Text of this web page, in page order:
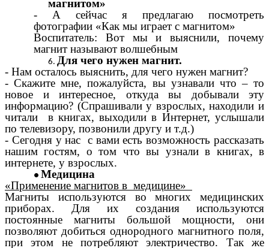
магнитом»
- А сейчас я предлагаю посмотреть
фотографии «Как мы играет с магнитом»
Воспитатель: Вот мы и выяснили, почему
магнит называют волшебным
Для чего нужен магнит.
- Нам осталось выяснить, для чего нужен магнит?
- Скажите мне, пожалуйста, вы узнавали что – то
новое и интересное, откуда вы добывали эту
информацию? (Спрашивали у взрослых, находили и
читали в книгах, выходили в Интернет, услышали
по телевизору, позвонили другу и т.д.)
- Сегодня у нас с вами есть возможность рассказать
нашим гостям, о том что вы узнали в книгах, в
интернете, у взрослых.
Медицина
«Применение магнитов в медицине»
Магниты используются во многих медицинских
приборах. Для их создания используются
постоянные магниты большой мощности, они
позволяют добиться однородного магнитного поля,
при этом не потребляют электричество. Так же